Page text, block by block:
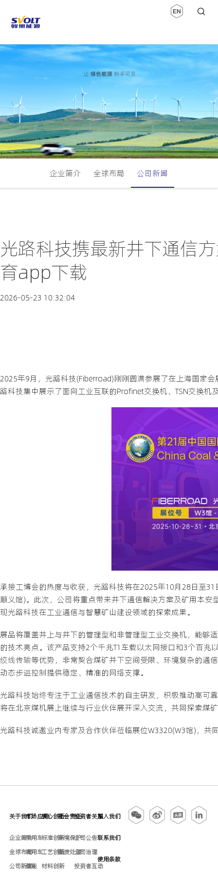
企业简介 全球布局 公司新闻
光路科技携最新井下通信
育app下载
2026-05-23 10:32:04
2025年9月，光路科技(Fiberroad)刚刚圆满参展了在上海国家
路科技集中展示了面向工业互联的Profinet交换机、TSN交换
承接工博会的热度与收获，光路科技将在2025年10月28日至
顺义馆)。此次，公司将重点带来井下通信解决方案及矿用本
现光路科技在工业通信与智慧矿山建设领域的探索成果。
展品将覆盖井上与井下的管理型和非管理型工业交换机，能够
的技术亮点。该产品支持2个千兆T1车载以太网接口和3个百
绞线传输等优势，非常契合煤矿井下空间受限、环境复杂的通
动态步进控制提供稳定、精准的网络支撑。
光路科技始终专注于工业通信技术的自主研发，积极推动高可
将在北京煤机展上继续与行业伙伴展开深入交流，共同探索煤
光路科技诚邀业内专家及合作伙伴莅临展位W3320(W3馆)，共
关于我们
企业简介
全球布局
公司新闻
市场应用
乘用车
商用车
储能
核心创新
标准创新
工艺创新
材料创新
社会责任
环境保护
固废处理
投资者关系
公司公告
公司治理
投资者互动
加入我们
联系我们
使用条款